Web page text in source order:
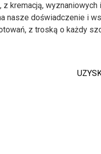
z kremacją,
nasze doświadczenie i
z troską o każdy